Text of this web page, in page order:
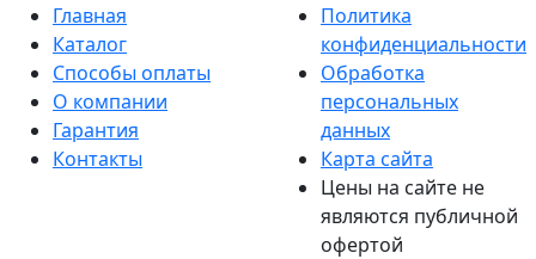
Главная
Каталог
Способы оплаты
О компании
Гарантия
Контакты
Политика
конфиденциальности
Обработка
персональных
данных
Карта сайта
Цены на сайте не
являются публичной
офертой